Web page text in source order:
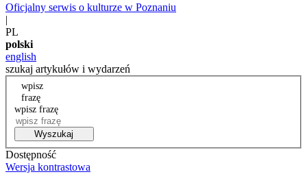
Oficjalny serwis o kulturze w Poznaniu
|
PL
polski
english
szukaj artykułów i wydarzeń
wpisz
frazę
wpisz frazę
Wyszukaj
Dostępność
Wersja kontrastowa